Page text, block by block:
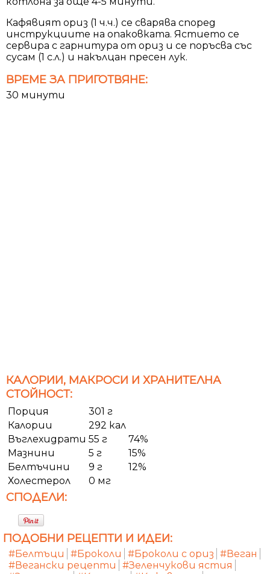
Кафявият ориз (1 ч.ч.) се сварява според
инструкциите на опаковката. Ястието се
сервира с гарнитура от ориз и се поръсва със
сусам (1 с.л.) и накълцан пресен лук.
ВРЕМЕ ЗА ПРИГОТВЯНЕ:
30 минути
КАЛОРИИ, МАКРОСИ И ХРАНИТЕЛНА
СТОЙНОСТ:
Порция
301 г
Калории
292 кал
Въглехидрати 55 г
74%
Мазнини
5 г
15%
Белтъчини
9 г
12%
Холестерол
0 мг
СПОДЕЛИ:
ПОДОБНИ РЕЦЕПТИ И ИДЕИ:
#Белтъци #Броколи #Броколи с ориз #Веган
#Вегански рецепти
#Зеленчукови ястия